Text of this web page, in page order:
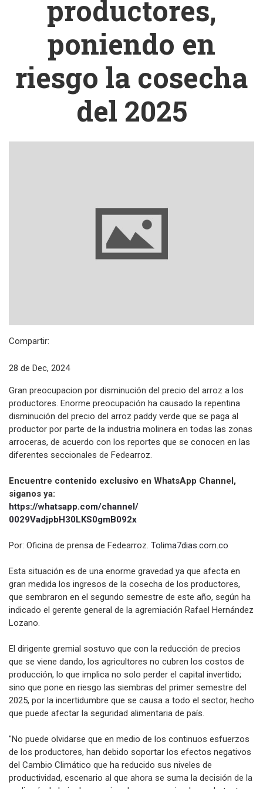
productores,
poniendo en
riesgo la cosecha
del 2025
Compartir:
28 de Dec, 2024
Gran preocupacion por disminución del precio del arroz a los
productores. Enorme preocupación ha causado la repentina
disminución del precio del arroz paddy verde que se paga al
productor por parte de la industria molinera en todas las zonas
arroceras, de acuerdo con los reportes que se conocen en las
diferentes seccionales de Fedearroz.
Encuentre contenido exclusivo en WhatsApp Channel,
siganos ya:
https://whatsapp.com/channel/
0029VadjpbH30LKS0gmB092x
Por: Oficina de prensa de Fedearroz. Tolima7dias.com.co
Esta situación es de una enorme gravedad ya que afecta en
gran medida los ingresos de la cosecha de los productores,
que sembraron en el segundo semestre de este año, según ha
indicado el gerente general de la agremiación Rafael Hernández
Lozano.
El dirigente gremial sostuvo que con la reducción de precios
que se viene dando, los agricultores no cubren los costos de
producción, lo que implica no solo perder el capital invertido;
sino que pone en riesgo las siembras del primer semestre del
2025, por la incertidumbre que se causa a todo el sector, hecho
que puede afectar la seguridad alimentaria de país.
"No puede olvidarse que en medio de los continuos esfuerzos
de los productores, han debido soportar los efectos negativos
del Cambio Climático que ha reducido sus niveles de
productividad, escenario al que ahora se suma la decisión de la